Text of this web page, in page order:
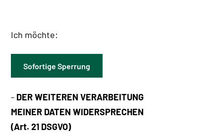
Ich möchte:
Sofortige Sperrung
- DER WEITEREN VERARBEITUNG
MEINER DATEN WIDERSPRECHEN
(Art. 21 DSGVO)